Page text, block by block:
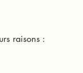
raisons :